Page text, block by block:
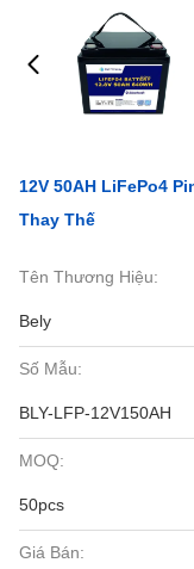
12V 50AH LiFePo4
Thay Thế
Tên Thương Hiệu:
Bely
Số Mẫu:
BLY-LFP-12V150AH
MOQ:
50pcs
Giá Bán: